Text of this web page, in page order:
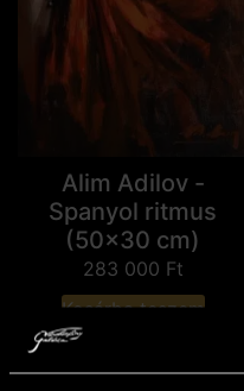
Alim Adilov -
Spanyol ritmus
(50x30 cm)
283 000 Ft
Kosárba teszem